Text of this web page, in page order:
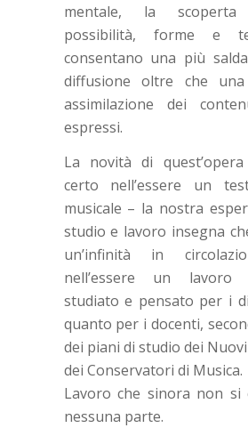
mentale, la
possibilità, forme e
consentano una più
diffusione oltre che
assimilazione dei
espressi.
La novità di
certo nell’essere un
musicale – la nostra
studio e lavoro insegna
un’infinità in
nell’essere un lavoro
studiato e pensato per i
quanto per i docenti,
dei piani di studio dei
dei Conservatori di Musica.
Lavoro che sinora non si
nessuna parte.